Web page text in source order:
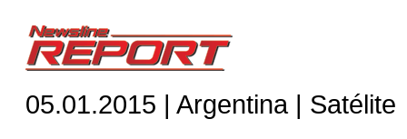
05.01.2015 | Argentina | Satélite